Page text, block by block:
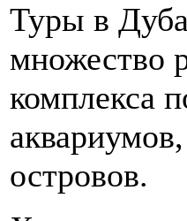
Туры в
множество
комплекса
островов.